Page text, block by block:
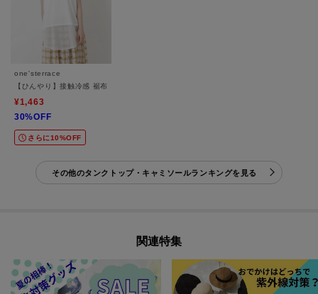
one'sterrace
【ひんやり】接触冷感 裾布帛 タンクトップ
¥1,463
30%OFF
さらに10%OFF
その他のタンクトップ・キャミソールランキングを見る
関連特集